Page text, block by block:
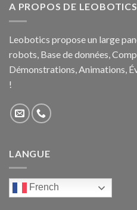
A PROPOS DE LEOBOTICS
Leobotics propose un large
robots, Base de données,
Démonstrations, Animations,
!
LANGUE
French